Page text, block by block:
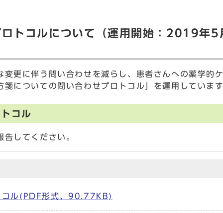
トコルについて（運用開始：2019年5
更に伴う問い合わせを減らし、患者さんへの薬学的
についての問い合わせプロトコル」を運用しています
コル
してください。
コル(PDF形式、90.77KB)